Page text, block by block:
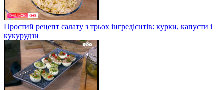
Простий рецепт салату з трьох інгредієнтів: курки, капусти і
кукурудзи